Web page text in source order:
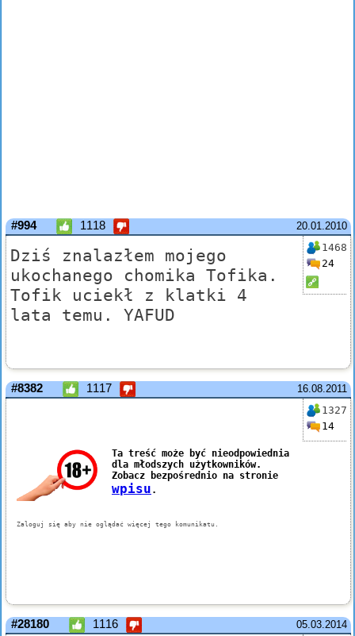
20.01.2010
#994 1118
1468
24
Dziś znalazłem mojego
ukochanego chomika Tofika.
Tofik uciekł z klatki 4
lata temu. YAFUD
16.08.2011
#8382 1117
1327
14
05.03.2014
#28180 1116